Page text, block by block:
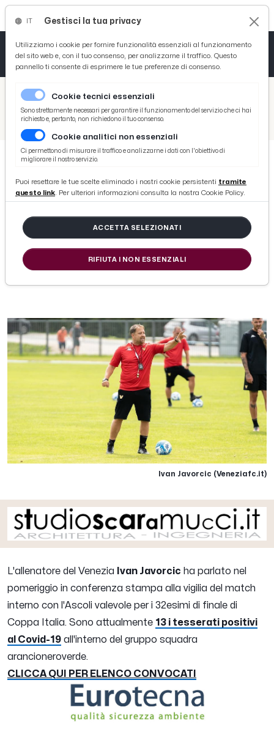
/ Picenotime
/ Ascoli Time
Venezia, Javorcic: “13 positivi? Possiamo solo adattarci. Ascoli ha qualità e tecnico preparato”
Venezia, Javorcic: “13 positivi?
Possiamo solo adattarci. Ascoli ha
qualità e tecnico preparato”
di Redazione Picenotime
Ivan Javorcic (Veneziafc.it)
L'allenatore del Venezia Ivan Javorcic ha parlato nel
pomeriggio in conferenza stampa alla vigilia del match
interno con l'Ascoli valevole per i 32esimi di finale di
Coppa Italia. Sono attualmente 13 i tesserati positivi
al Covid-19 all'interno del gruppo squadra
arancioneroverde.
CLICCA QUI PER ELENCO CONVOCATI
Gestisci la tua privacy
Utilizziamo i cookie per fornire funzionalità essenziali al funzionamento
del sito web e, con il tuo consenso, per analizzarne il traffico. Questo
pannello ti consente di esprimere le tue preferenze di consenso.
Cookie tecnici essenziali
Sono strettamente necessari per garantire il funzionamento del servizio che ci hai
richiesto e, pertanto, non richiedono il tuo consenso.
Cookie analitici non essenziali
Ci permettono di misurare il traffico e analizzarne i dati con l'obiettivo di
migliorare il nostro servizio.
Puoi resettare le tue scelte eliminado i nostri cookie persistenti tramite
questo link. Per ulteriori informazioni consulta la nostra Cookie Policy.
ACCETTA SELEZIONATI
RIFIUTA I NON ESSENZIALI
Tutto News
Tutto Sport
Basket
Ciclismo
Tutto Curiosità